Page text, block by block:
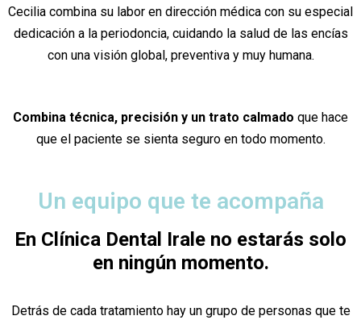
Cecilia combina su labor en dirección médica con su especial
dedicación a la periodoncia, cuidando la salud de las encías
con una visión global, preventiva y muy humana.
Combina técnica, precisión y un trato calmado que hace
que el paciente se sienta seguro en todo momento.
Un equipo que te acompaña
En Clínica Dental Irale no estarás solo
en ningún momento.
Detrás de cada tratamiento hay un grupo de personas que te